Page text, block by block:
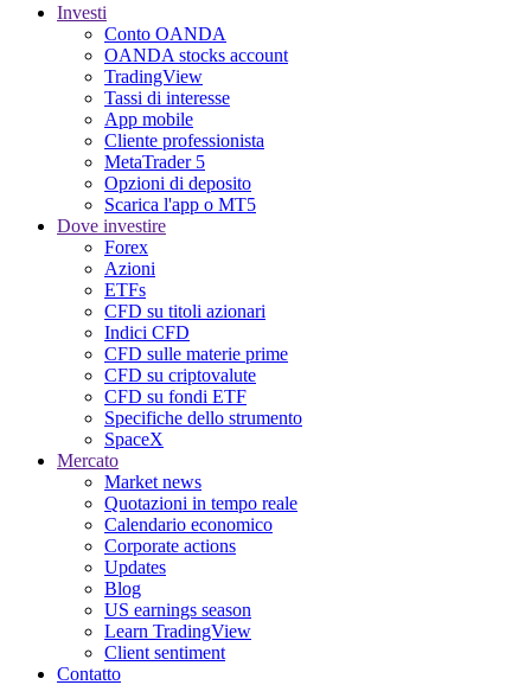
Investi
Conto OANDA
OANDA stocks account
TradingView
Tassi di interesse
App mobile
Cliente professionista
MetaTrader 5
Opzioni di deposito
Scarica l'app o MT5
Dove investire
Forex
Azioni
ETFs
CFD su titoli azionari
Indici CFD
CFD sulle materie prime
CFD su criptovalute
CFD su fondi ETF
Specifiche dello strumento
SpaceX
Mercato
Market news
Quotazioni in tempo reale
Calendario economico
Corporate actions
Updates
Blog
US earnings season
Learn TradingView
Client sentiment
Contatto